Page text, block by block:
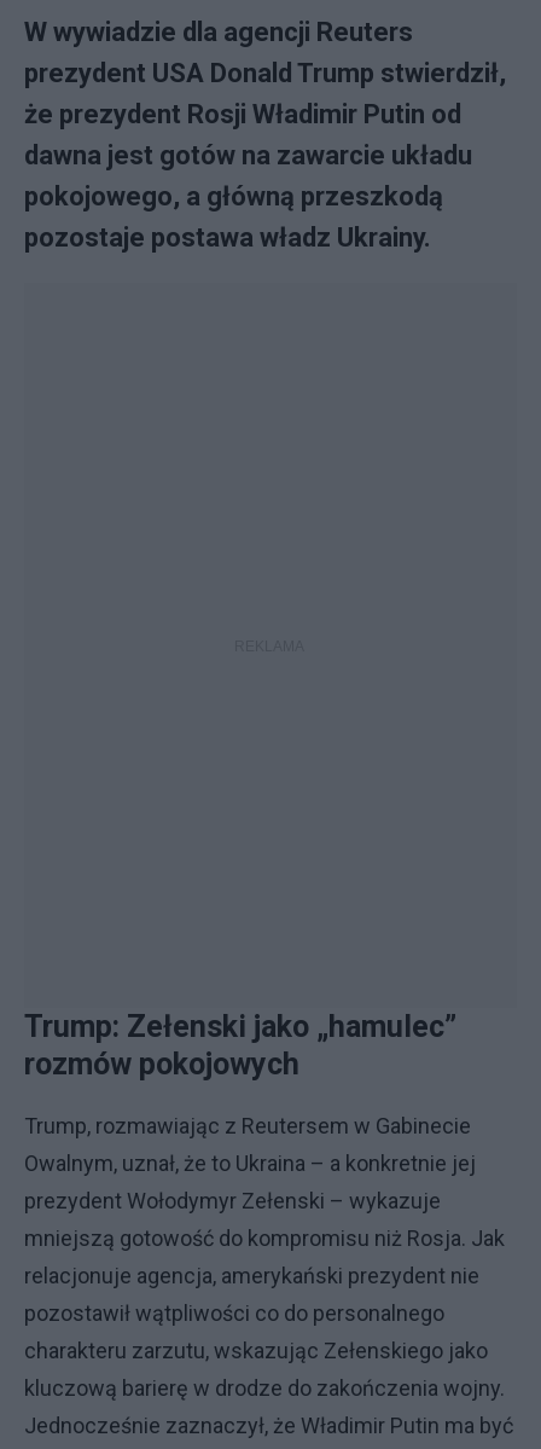
W wywiadzie dla agencji Reuters
prezydent USA Donald Trump stwierdził,
że prezydent Rosji Władimir Putin od
dawna jest gotów na zawarcie układu
pokojowego, a główną przeszkodą
pozostaje postawa władz Ukrainy.
Trump: Zełenski jako „hamulec”
rozmów pokojowych
Trump, rozmawiając z Reutersem w Gabinecie
Owalnym, uznał, że to Ukraina – a konkretnie jej
prezydent Wołodymyr Zełenski – wykazuje
mniejszą gotowość do kompromisu niż Rosja. Jak
relacjonuje agencja, amerykański prezydent nie
pozostawił wątpliwości co do personalnego
charakteru zarzutu, wskazując Zełenskiego jako
kluczową barierę w drodze do zakończenia wojny.
Jednocześnie zaznaczył, że Władimir Putin ma być